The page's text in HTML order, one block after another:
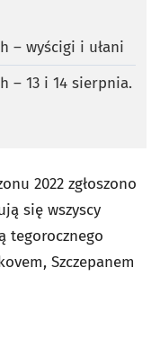
– wyścigi i ułani
– 13 i 14 sierpnia.
2022 zgłoszono
się wszyscy
tegorocznego
Szczepanem